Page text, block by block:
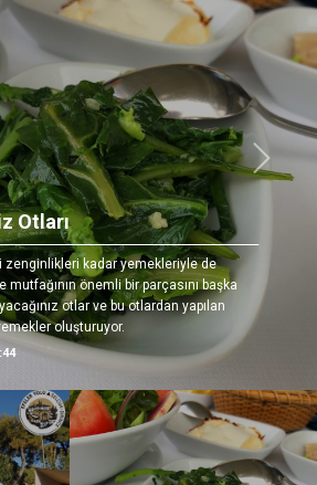
Otları
zenginlikleri kadar yemekleriyle de
mutfağının önemli bir parçasını başka
otlar ve bu otlardan yapılan
oluşturuyor.
Sonraki